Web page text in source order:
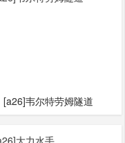
[a26]韦尔特劳姆隧道